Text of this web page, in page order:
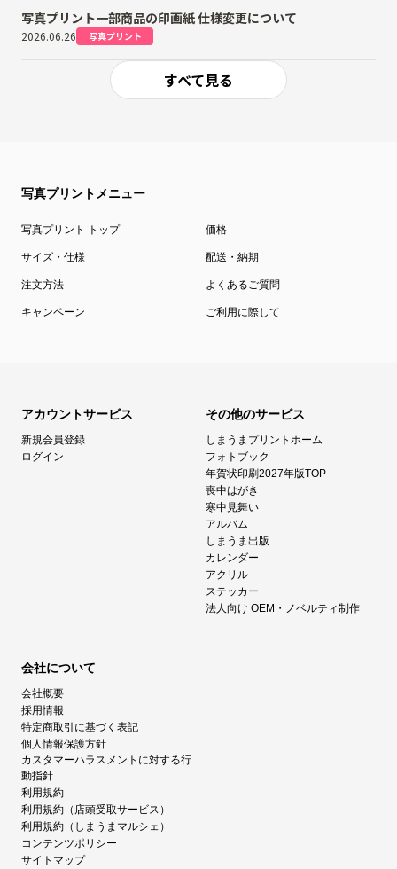
写真プリント一部商品の印画紙 仕様変更について
2026.06.26 写真プリント
すべて見る
写真プリントメニュー
写真プリント トップ 価格
サイズ・仕様 配送・納期
注文方法 よくあるご質問
キャンペーン ご利用に際して
アカウントサービス
新規会員登録
ログイン
その他のサービス
しまうまプリントホーム
フォトブック
年賀状印刷2027年版TOP
喪中はがき
寒中見舞い
アルバム
しまうま出版
カレンダー
アクリル
ステッカー
法人向け OEM・ノベルティ制作
会社について
会社概要
採用情報
特定商取引に基づく表記
個人情報保護方針
カスタマーハラスメントに対する行
動指針
利用規約
利用規約（店頭受取サービス）
利用規約（しまうまマルシェ）
コンテンツポリシー
サイトマップ